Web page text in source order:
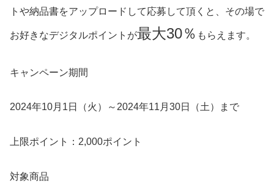
トや納品書をアップロードして応募して頂くと、その場で
お好きなデジタルポイントが最大30％ もらえます。
キャンペーン期間
2024年10月1日（火）～2024年11月30日（土）まで
上限ポイント：2,000ポイント
対象商品